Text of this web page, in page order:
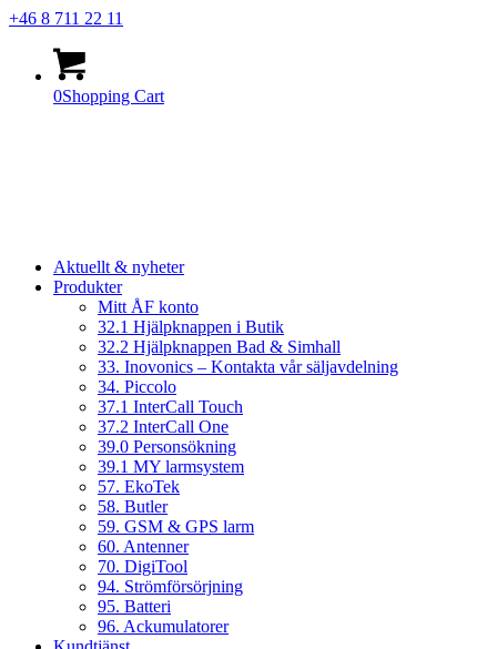
+46 8 711 22 11
0Shopping Cart
Aktuellt & nyheter
Produkter
Mitt ÅF konto
32.1 Hjälpknappen i Butik
32.2 Hjälpknappen Bad & Simhall
33. Inovonics – Kontakta vår säljavdelning
34. Piccolo
37.1 InterCall Touch
37.2 InterCall One
39.0 Personsökning
39.1 MY larmsystem
57. EkoTek
58. Butler
59. GSM & GPS larm
60. Antenner
70. DigiTool
94. Strömförsörjning
95. Batteri
96. Ackumulatorer